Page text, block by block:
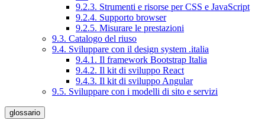
9.2.3. Strumenti e risorse per CSS e JavaScript
9.2.4. Supporto browser
9.2.5. Misurare le prestazioni
9.3. Catalogo del riuso
9.4. Sviluppare con il design system .italia
9.4.1. Il framework Bootstrap Italia
9.4.2. Il kit di sviluppo React
9.4.3. Il kit di sviluppo Angular
9.5. Sviluppare con i modelli di sito e servizi
glossario